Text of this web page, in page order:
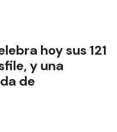
hoy sus 121
y una
de